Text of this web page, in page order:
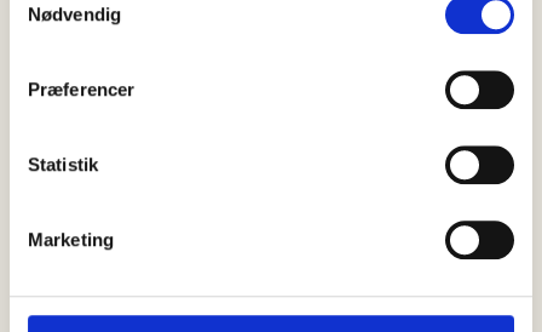
Nødvendig
Præferencer
Statistik
Marketing